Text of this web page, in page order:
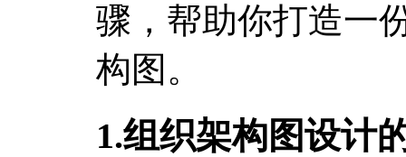
骤，帮助你打造一
构图。
1.组织架构图设计